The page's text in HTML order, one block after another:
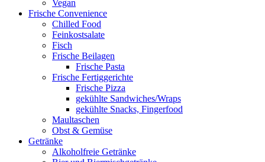
Vegan
Frische Convenience
Chilled Food
Feinkostsalate
Fisch
Frische Beilagen
Frische Pasta
Frische Fertiggerichte
Frische Pizza
gekühlte Sandwiches/Wraps
gekühlte Snacks, Fingerfood
Maultaschen
Obst & Gemüse
Getränke
Alkoholfreie Getränke